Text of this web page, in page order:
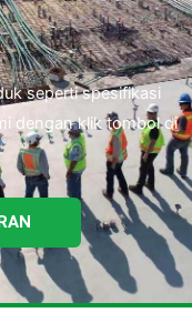
seperti spesifikasi
dengan klik tombol di